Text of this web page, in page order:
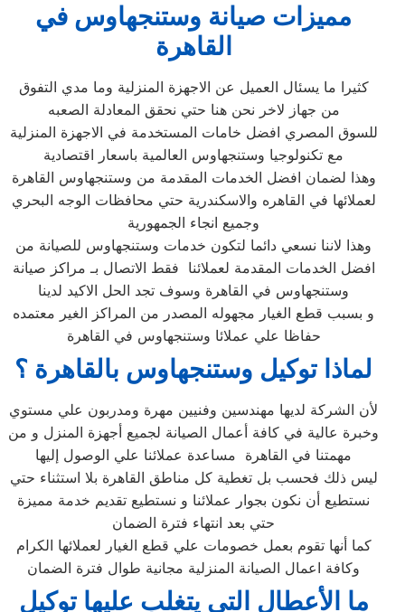
مميزات صيانة وستنجهاوس في
القاهرة
كثيرا ما يسئال العميل عن الاجهزة المنزلية وما مدي التفوق
من جهاز لاخر نحن هنا حتي نحقق المعادلة الصعبه
للسوق المصري افضل خامات المستخدمة في الاجهزة المنزلية
مع تكنولوجيا وستنجهاوس العالمية باسعار اقتصادية
وهذا لضمان افضل الخدمات المقدمة من وستنجهاوس القاهرة
لعملائها في القاهره والاسكندرية حتي محافظات الوجه البحري
وجميع انجاء الجمهورية
وهذا لاننا نسعي دائما لتكون خدمات وستنجهاوس للصيانة من
افضل الخدمات المقدمة لعملائنا فقط الاتصال بـ مراكز صيانة
وستنجهاوس في القاهرة وسوف تجد الحل الاكيد لدينا
و بسبب قطع الغيار مجهوله المصدر من المراكز الغير معتمده
حفاظا علي عملائا وستنجهاوس في القاهرة
لماذا توكيل وستنجهاوس بالقاهرة ؟
لأن الشركة لديها مهندسين وفنيين مهرة ومدربون علي مستوي
وخبرة عالية في كافة أعمال الصيانة لجميع أجهزة المنزل و من
مهمتنا في القاهرة مساعدة عملائنا علي الوصول إليها
ليس ذلك فحسب بل تغطية كل مناطق القاهرة بلا استثناء حتي
نستطيع أن نكون بجوار عملائنا و نستطيع تقديم خدمة مميزة
حتي بعد انتهاء فترة الضمان
كما أنها تقوم بعمل خصومات علي قطع الغيار لعملائها الكرام
وكافة اعمال الصيانة المنزلية مجانية طوال فترة الضمان
ما الأعطال التي يتغلب عليها توكيل